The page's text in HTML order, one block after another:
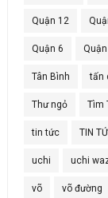
Quận 12
Quận 6
Tân Bình tấn
Thư ngỏ Tìm
tin tức TIN
uchi uchi
võ võ đường